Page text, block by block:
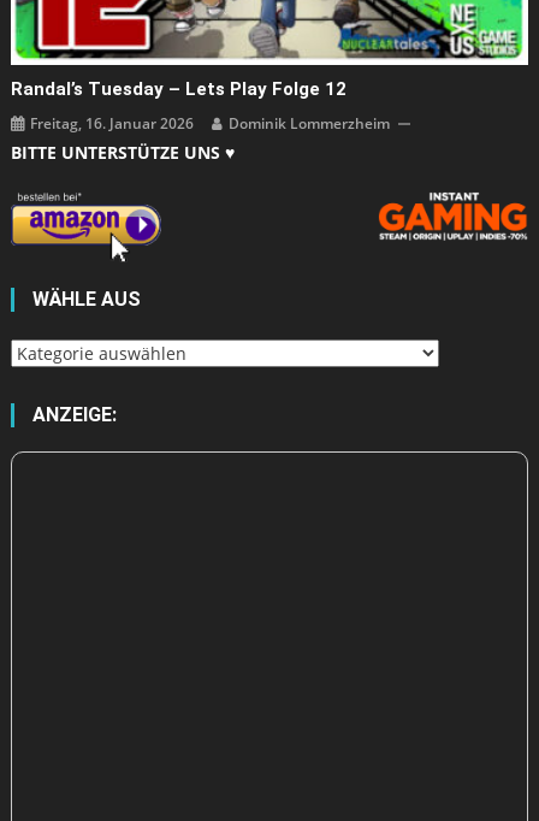
Randal’s Tuesday – Lets Play Folge 12
Freitag, 16. Januar 2026 Dominik Lommerzheim
BITTE UNTERSTÜTZE UNS ♥
WÄHLE AUS
Wähle
ANZEIGE: